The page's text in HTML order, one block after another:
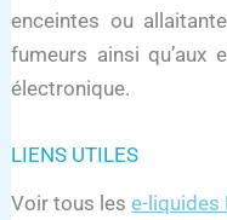
enceintes ou
fumeurs ainsi qu’aux
électronique.
LIENS UTILES
Voir tous lese-liquides